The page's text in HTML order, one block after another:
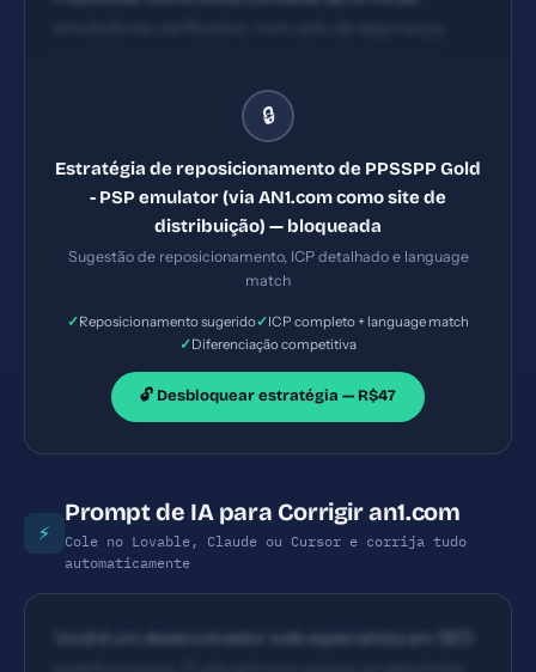
ROMs, com comunicação clara de questões legais.
🔒
Estratégia de reposicionamento de PPSSPP Gold
- PSP emulator (via AN1.com como site de
distribuição) — bloqueada
Sugestão de reposicionamento, ICP detalhado e language
match
✓Reposicionamento sugerido✓ICP completo + language match
✓Diferenciação competitiva
🔓 Desbloquear estratégia — R$47
⚡
Prompt de IA para Corrigir an1.com
Cole no Lovable, Claude ou Cursor e corrija tudo
automaticamente
Você é um desenvolvedor web especialista em SEO